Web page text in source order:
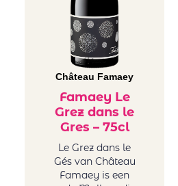
Château Famaey
Famaey Le
Grez dans le
Gres – 75cl
Le Grez dans le
Gés van Château
Famaey is een